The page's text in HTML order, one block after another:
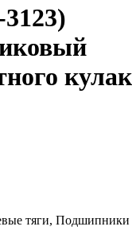
тяги, Подшипники